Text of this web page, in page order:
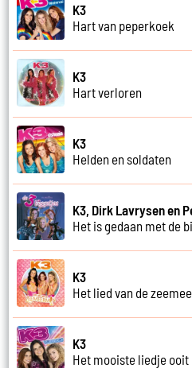
K3
Hart van peperkoek
K3
Hart verloren
K3
Helden en soldaten
K3, Dirk Lavrysen en
Het is gedaan met de
K3
Het lied van de
K3
Het mooiste liedje ooit